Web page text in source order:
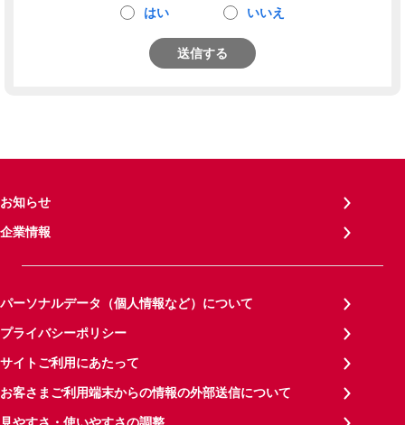
はい いいえ
送信する
お知らせ
企業情報
パーソナルデータ（個人情報など）について
プライバシーポリシー
サイトご利用にあたって
お客さまご利用端末からの情報の外部送信について